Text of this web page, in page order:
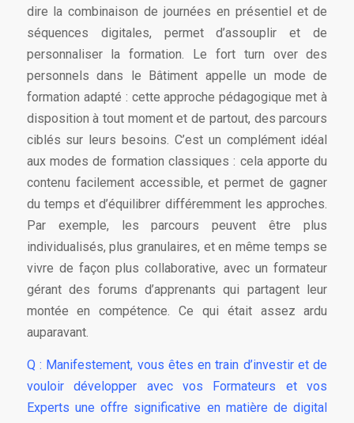
dire la combinaison de journées en présentiel et de
séquences digitales, permet d’assouplir et de
personnaliser la formation. Le fort turn over des
personnels dans le Bâtiment appelle un mode de
formation adapté : cette approche pédagogique met à
disposition à tout moment et de partout, des parcours
ciblés sur leurs besoins. C’est un complément idéal
aux modes de formation classiques : cela apporte du
contenu facilement accessible, et permet de gagner
du temps et d’équilibrer différemment les approches.
Par exemple, les parcours peuvent être plus
individualisés, plus granulaires, et en même temps se
vivre de façon plus collaborative, avec un formateur
gérant des forums d’apprenants qui partagent leur
montée en compétence. Ce qui était assez ardu
auparavant.
Q : Manifestement, vous êtes en train d’investir et de
vouloir développer avec vos Formateurs et vos
Experts une offre significative en matière de digital